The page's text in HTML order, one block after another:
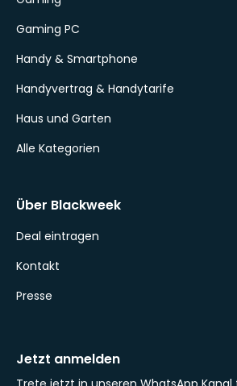
Gaming PC
Handy & Smartphone
Handyvertrag & Handytarife
Haus und Garten
Alle Kategorien
Über Blackweek
Deal eintragen
Kontakt
Presse
Jetzt anmelden